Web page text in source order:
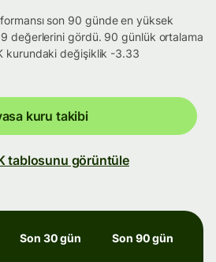
son 90 günde en yüksek
değerlerini gördü. 90 günlük ortalama
kurundaki değişiklik -3.33
kuru takibi
tablosunu görüntüle
Son 30 gün Son 90 gün